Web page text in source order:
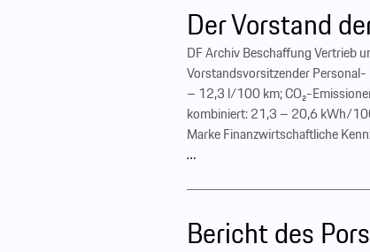
Der Vorstand
DF Archiv Beschaffung Vertrieb
Vorstandsvorsitzender
– 12,3 l/100 km; CO₂-
kombiniert: 21,3 – 20,6 kWh/
Marke Finanzwirtschaftliche
…
Bericht des